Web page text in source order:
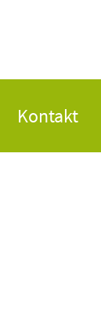
Kontakt